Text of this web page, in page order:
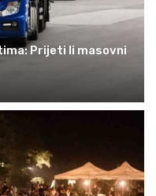
Prijeti li masovni